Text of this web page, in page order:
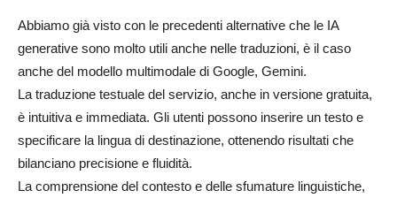
Abbiamo già visto con le precedenti alternative che le IA
generative sono molto utili anche nelle traduzioni, è il caso
anche del modello multimodale di Google, Gemini.
La traduzione testuale del servizio, anche in versione gratuita,
è intuitiva e immediata. Gli utenti possono inserire un testo e
specificare la lingua di destinazione, ottenendo risultati che
bilanciano precisione e fluidità.
La comprensione del contesto e delle sfumature linguistiche,